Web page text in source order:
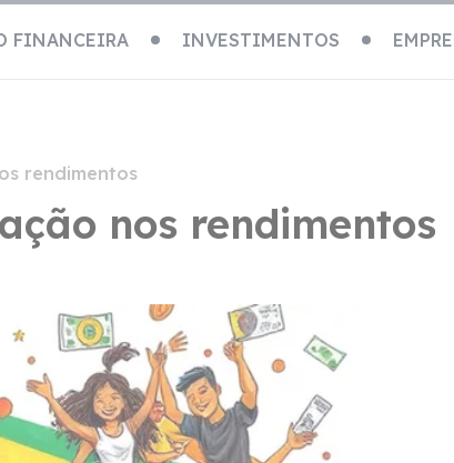
FINANCEIRA INVESTIMENTOS
rendimentos
nos rendimentos